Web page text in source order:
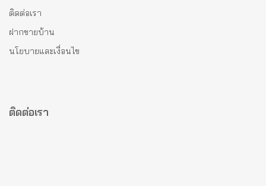
ติดต่อเรา
ฝากขายบ้าน
นโยบายและเงื่อนไข
ติดต่อเรา